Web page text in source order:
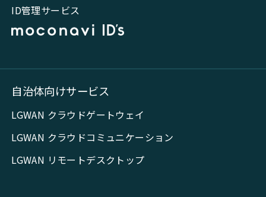
ID管理サービス
自治体向けサービス
LGWAN クラウドゲートウェイ
LGWAN クラウドコミュニケーション
LGWAN リモートデスクトップ